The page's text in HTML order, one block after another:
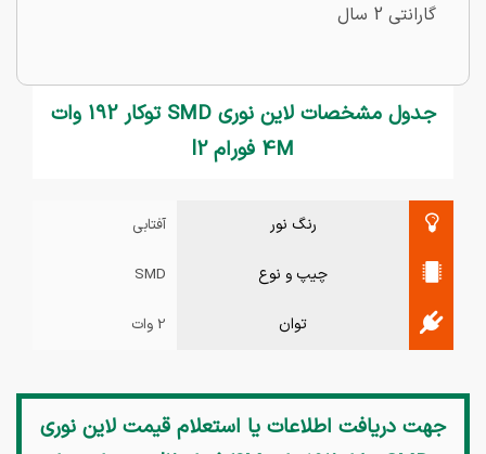
گارانتی 2 سال
جدول مشخصات لاین نوری SMD توکار 192 وات
4M فورام l2
رنگ نور آفتابی
چیپ و نوع SMD
توان 2 وات
جهت دریافت اطلاعات یا استعلام قیمت لاین نوری